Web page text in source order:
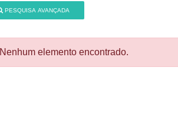
PESQUISA AVANÇADA
Nenhum elemento encontrado.